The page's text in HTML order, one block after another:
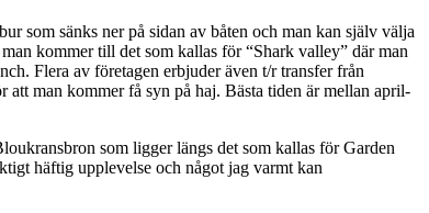
som sänks ner på sidan av båten och man kan själv välja
kommer till det som kallas för “Shark valley” där man
Flera av företagen erbjuder även t/r transfer från
att man kommer få syn på haj. Bästa tiden är mellan april-
som ligger längs det som kallas för Garden
häftig upplevelse och något jag varmt kan